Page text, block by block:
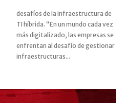
infraestructuras...